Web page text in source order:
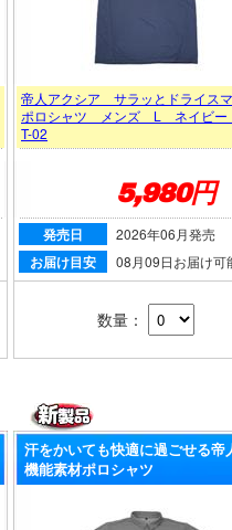
帝人アクシア サラッとドライス
ポロシャツ メンズ L ネイビ
T-02
5,980円
発売日 2026年06月発売
お届け目安 08月09日お届け可
数量：
汗をかいても快適に過ごせる帝
機能素材ポロシャツ